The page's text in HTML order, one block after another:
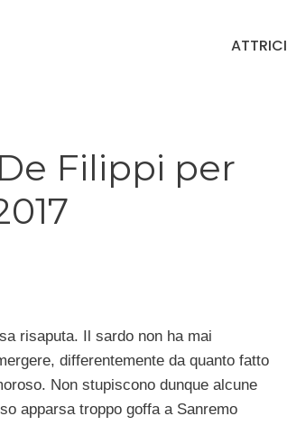
ATTRICI
Filippi per
risaputa. Il sardo non ha mai
differentemente da quanto fatto
Non stupiscono dunque alcune
apparsa troppo goffa a Sanremo